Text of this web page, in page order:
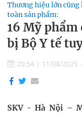
Thương hiệu lớn
toàn sản phẩm:
16 Mỹ phẩm
bị Bộ Y tế
20:54 | 11/08/2025
SKV - Hà Nội –